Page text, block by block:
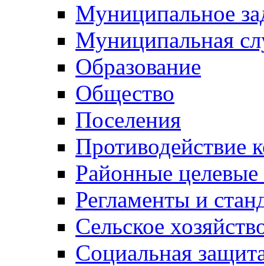
Муниципальное
Муниципальная
Образование
Общество
Поселения
Противодействие
Районные
Регламенты и
Сельское
Социальная